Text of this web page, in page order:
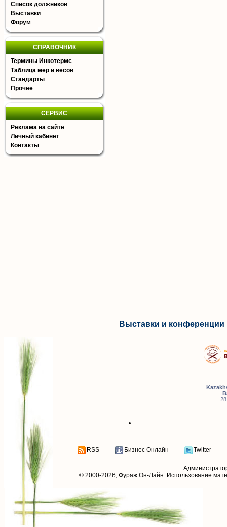
Список должников
Выставки
Форум
СПРАВОЧНИК
Термины Инкотермс
Таблица мер и весов
Стандарты
Прочее
СЕРВИС
Реклама на сайте
Личный кабинет
Контакты
Выставки и конференции
RSS Бизнес Онлайн Twitter
© 2000-2026, Фураж Он-Лайн. Использование